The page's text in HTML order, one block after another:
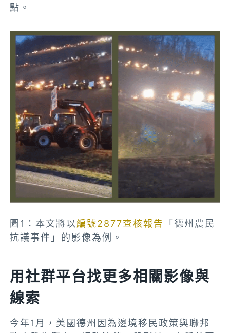
點。
圖1：本文將以編號2877查核報告
「德州農民
抗議事件」的影像為例 。
用社群平台找更多相關影像與
線索
今年1月，美國德州因為邊境移民政策與聯邦